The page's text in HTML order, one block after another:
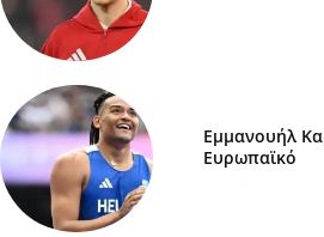
Εμμανουήλ
Ευρωπαϊκό